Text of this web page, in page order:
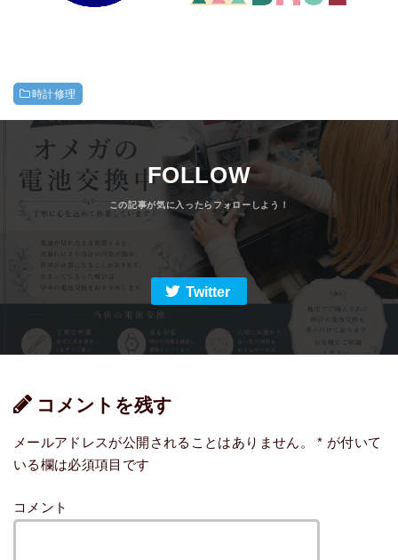
時計修理
FOLLOW
Twitter
コメントを残す
メールアドレスが公開されることはありません。 * が付いて
いる欄は必須項目です
コメント